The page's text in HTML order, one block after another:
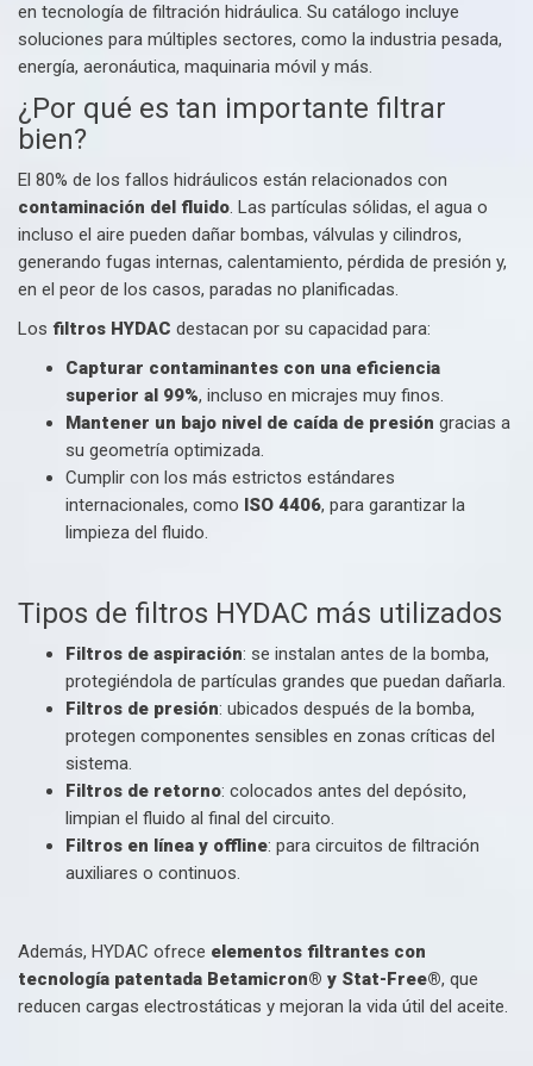
en tecnología de filtración hidráulica. Su catálogo incluye
soluciones para múltiples sectores, como la industria pesada,
energía, aeronáutica, maquinaria móvil y más.
¿Por qué es tan importante filtrar
bien?
El 80% de los fallos hidráulicos están relacionados con
contaminación del fluido. Las partículas sólidas, el agua o
incluso el aire pueden dañar bombas, válvulas y cilindros,
generando fugas internas, calentamiento, pérdida de presión y,
en el peor de los casos, paradas no planificadas.
Los filtros HYDAC destacan por su capacidad para:
Capturar contaminantes con una eficiencia
superior al 99%, incluso en micrajes muy finos.
Mantener un bajo nivel de caída de presión gracias a
su geometría optimizada.
Cumplir con los más estrictos estándares
internacionales, como ISO 4406, para garantizar la
limpieza del fluido.
Tipos de filtros HYDAC más utilizados
Filtros de aspiración: se instalan antes de la bomba,
protegiéndola de partículas grandes que puedan dañarla.
Filtros de presión: ubicados después de la bomba,
protegen componentes sensibles en zonas críticas del
sistema.
Filtros de retorno: colocados antes del depósito,
limpian el fluido al final del circuito.
Filtros en línea y offline: para circuitos de filtración
auxiliares o continuos.
Además, HYDAC ofrece elementos filtrantes con
tecnología patentada Betamicron® y Stat-Free®, que
reducen cargas electrostáticas y mejoran la vida útil del aceite.